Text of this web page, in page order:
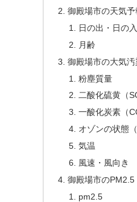
御殿場市の天気予
日の出・日の
月齢
御殿場市の大気汚
粉塵質量
二酸化硫黄（
一酸化炭素（
オゾンの状態
気温
風速・風向き
御殿場市の
pm2.5